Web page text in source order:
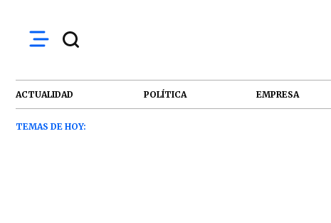
ACTUALIDAD POLÍTICA EMPRESA
TEMAS DE HOY: